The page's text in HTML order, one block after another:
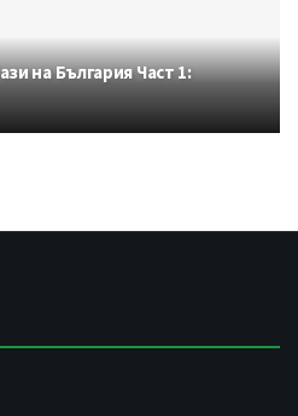
на България Част 1: